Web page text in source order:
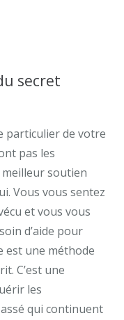
secret
particulier de votre
pas les
soutien
Vous vous sentez
et vous vous
d’aide pour
est une méthode
C’est une
les
qui continuent